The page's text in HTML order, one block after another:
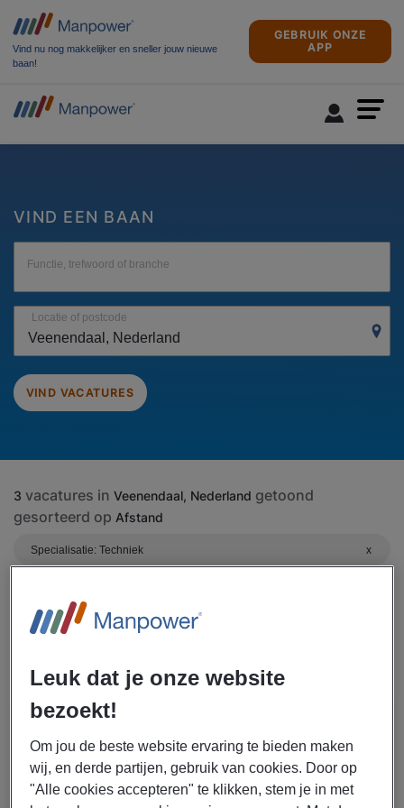
Vind nu nog makkelijker en sneller jouw nieuwe
baan!
GEBRUIK ONZE
APP
VIND EEN BAAN
Functie, trefwoord of branche
Locatie of postcode
VIND VACATURES
3 vacatures in Veenendaal, Nederland getoond
gesorteerd op Afstand
Specialisatie: Techniek x
Filter resultaten
Creëer Alert Voor Toekomstige
29/07/2026
Manpower
Technisch operator/Site
Leuk dat je onze website
bezoekt!
Om jou de beste website ervaring te bieden maken
wij, en derde partijen, gebruik van cookies. Door op
"Alle cookies accepteren" te klikken, stem je in met